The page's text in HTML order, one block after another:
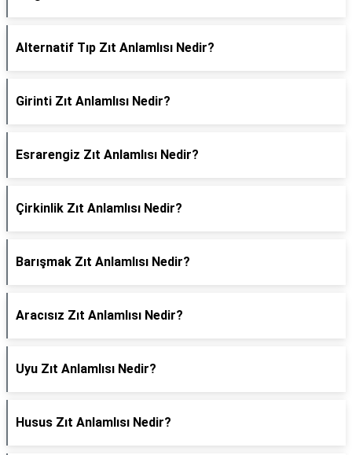
Alternatif Tıp Zıt Anlamlısı Nedir?
Girinti Zıt Anlamlısı Nedir?
Esrarengiz Zıt Anlamlısı Nedir?
Çirkinlik Zıt Anlamlısı Nedir?
Barışmak Zıt Anlamlısı Nedir?
Aracısız Zıt Anlamlısı Nedir?
Uyu Zıt Anlamlısı Nedir?
Husus Zıt Anlamlısı Nedir?